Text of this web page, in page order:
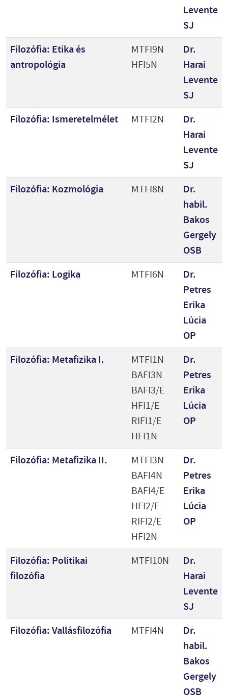
Levente
SJ
Filozófia: Etika és
antropológia
MTFI9N
HFI5N
Dr.
Harai
Levente
SJ
Filozófia: Ismeretelmélet
MTFI2N
Dr.
Harai
Levente
SJ
Filozófia: Kozmológia
MTFI8N
Dr.
habil.
Bakos
Gergely
OSB
Filozófia: Logika
MTFI6N
Dr.
Petres
Erika
Lúcia
OP
Filozófia: Metafizika I.
MTFI1N
BAFI3N
BAFI3/E
HFI1/E
RIFI1/E
HFI1N
Dr.
Petres
Erika
Lúcia
OP
Filozófia: Metafizika II.
MTFI3N
BAFI4N
BAFI4/E
HFI2/E
RIFI2/E
HFI2N
Dr.
Petres
Erika
Lúcia
OP
Filozófia: Politikai
filozófia
MTFI10N
Dr.
Harai
Levente
SJ
Filozófia: Vallásfilozófia
MTFI4N
Dr.
habil.
Bakos
Gergely
OSB